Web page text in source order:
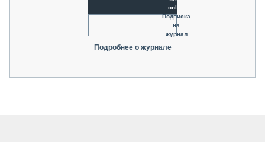
online
Подписка
на
журнал
Подробнее о журнале